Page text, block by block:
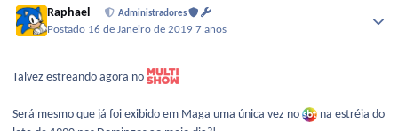
Raphael Administradores
Postado 16 de Janeiro de 20197 anos
Talvez estreando agora no
Será mesmo que já foi exibido em Maga uma única vez no
na estréia do